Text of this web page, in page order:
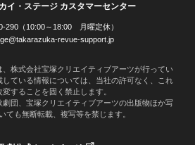
イ・ステージ カスタマーセンター
290（10:00～18:00 月曜定休）
revue-support.jp
株式会社宝塚クリエイティブアーツが行ってい
している情報については、当社の許可なく、これ
変することを固く禁止します。
劇団、宝塚クリエイティブアーツの出版物ほか写
ても無断転載、複写等を禁じます。